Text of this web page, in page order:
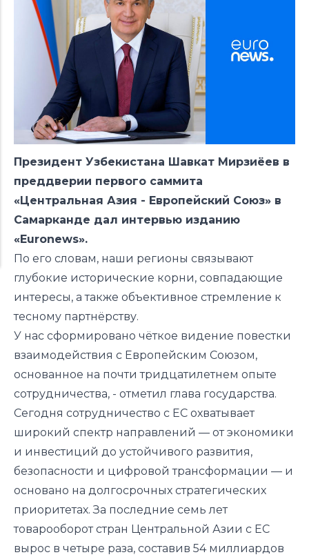
Президент Узбекистана Шавкат Мирзиёев в
преддверии первого саммита
«Центральная Азия - Европейский Союз» в
Самарканде дал интервью изданию
«Euronews».
По его словам, наши регионы связывают
глубокие исторические корни, совпадающие
интересы, а также объективное стремление к
тесному партнёрству.
У нас сформировано чёткое видение повестки
взаимодействия с Европейским Союзом,
основанное на почти тридцатилетнем опыте
сотрудничества, - отметил глава государства.
Сегодня сотрудничество с ЕС охватывает
широкий спектр направлений — от экономики
и инвестиций до устойчивого развития,
безопасности и цифровой трансформации — и
основано на долгосрочных стратегических
приоритетах. За последние семь лет
товарооборот стран Центральной Азии с ЕС
вырос в четыре раза, составив 54 миллиардов